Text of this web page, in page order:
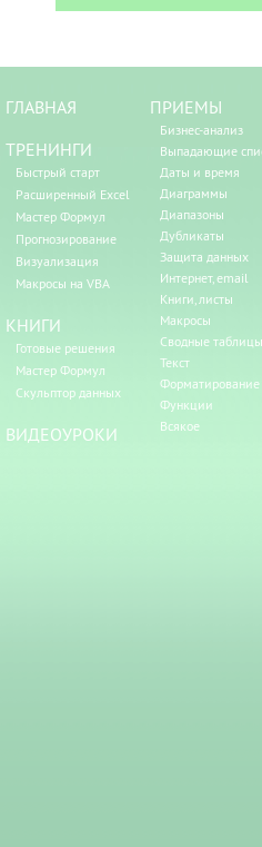
ГЛАВНАЯ
ТРЕНИНГИ
Быстрый старт
Расширенный Excel
Мастер Формул
Прогнозирование
Визуализация
Макросы на VBA
КНИГИ
Готовые решения
Мастер Формул
Скульптор данных
ВИДЕОУРОКИ
ПРИЕМЫ
Бизнес-анализ
Выпадающие
Даты и время
Диаграммы
Диапазоны
Дубликаты
Защита данных
Интернет, email
Книги, листы
Макросы
Сводные таблицы
Текст
Форматирование
Функции
Всякое